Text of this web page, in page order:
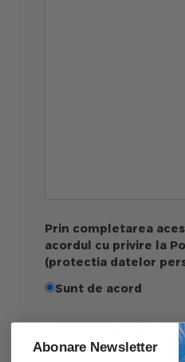
Prin completarea
acordul cu privire la
(protectia datelor
Sunt de acord
Abonare Newsletter